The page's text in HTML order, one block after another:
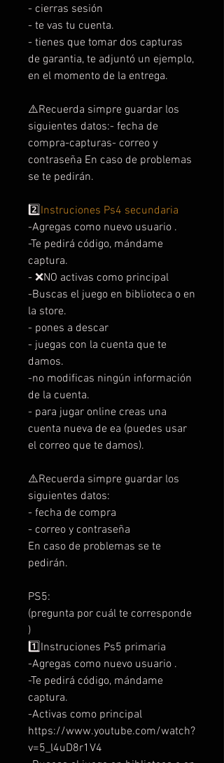
- cierras sesión
- te vas tu cuenta.
- tienes que tomar dos capturas
de garantia, te adjuntó un ejemplo,
en el momento de la entrega.
⚠️Recuerda simpre guardar los
siguientes datos:- fecha de
compra-capturas- correo y
contraseña En caso de problemas
se te pedirán.
2️⃣Instruciones Ps4 secundaria
-Agregas como nuevo usuario .
-Te pedirá código, mándame
captura.
- ❌NO activas como principal
-Buscas el juego en biblioteca o en
la store.
- pones a descar
- juegas con la cuenta que te
damos.
-no modificas ningún información
de la cuenta.
- para jugar online creas una
cuenta nueva de ea (puedes usar
el correo que te damos).
⚠️Recuerda simpre guardar los
siguientes datos:
- fecha de compra
- correo y contraseña
En caso de problemas se te
pedirán.
PS5:
(pregunta por cuál te corresponde
)
1️⃣Instruciones Ps5 primaria
-Agregas como nuevo usuario .
-Te pedirá código, mándame
captura.
-Activas como principal
https://www.youtube.com/watch?
v=5_l4uD8r1V4